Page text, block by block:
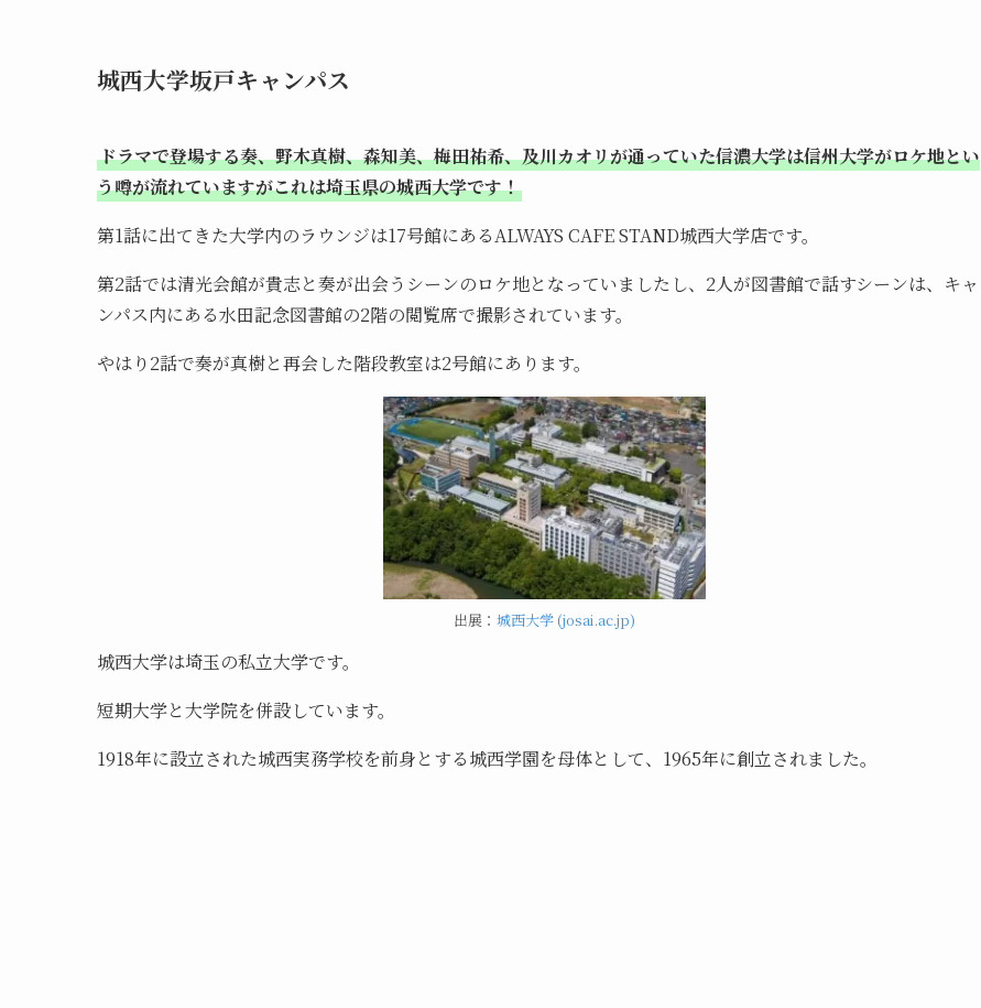
城西大学坂戸キャンパス
ドラマで登場する奏、野木真樹、森知美、梅田祐希、及川カオリが通っていた信濃大学は信州大学がロケ地とい
う噂が流れていますがこれは埼玉県の城西大学です！
第1話に出てきた大学内のラウンジは17号館にあるALWAYS CAFE STAND城西大学店です。
第2話では清光会館が貴志と奏が出会うシーンのロケ地となっていましたし、2人が図書館で話すシーンは、キャ
ンパス内にある水田記念図書館の2階の閲覧席で撮影されています。
やはり2話で奏が真樹と再会した階段教室は2号館にあります。
出展： 城西大学 (josai.ac.jp)
城西大学は埼玉の私立大学です。
短期大学と大学院を併設しています。
1918年に設立された城西実務学校を前身とする城西学園を母体として、1965年に創立されました。